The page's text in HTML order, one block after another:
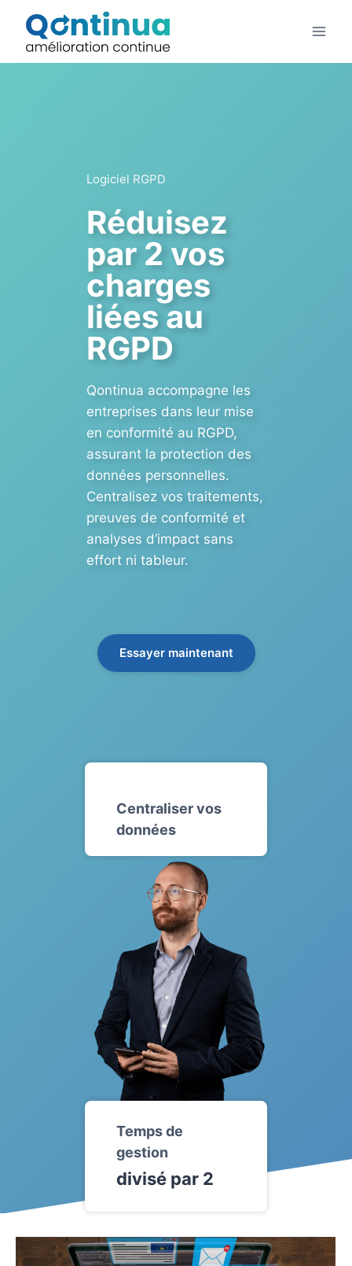
contenu
Logiciel RGPD
Réduisez
par 2 vos
charges
liées au
RGPD
Qontinua accompagne les
entreprises dans leur mise
en conformité au RGPD,
assurant la protection des
données personnelles.
Centralisez vos traitements,
preuves de conformité et
analyses d’impact sans
effort ni tableur.
Essayer maintenant
Centraliser vos
données
Temps de
gestion
divisé par 2